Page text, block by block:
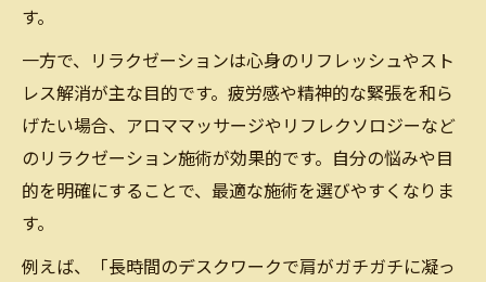
す。
一方で、リラクゼーションは心身のリフレッシュやスト
レス解消が主な目的です。疲労感や精神的な緊張を和ら
げたい場合、アロママッサージやリフレクソロジーなど
のリラクゼーション施術が効果的です。自分の悩みや目
的を明確にすることで、最適な施術を選びやすくなりま
す。
例えば、「長時間のデスクワークで肩がガチガチに凝っ